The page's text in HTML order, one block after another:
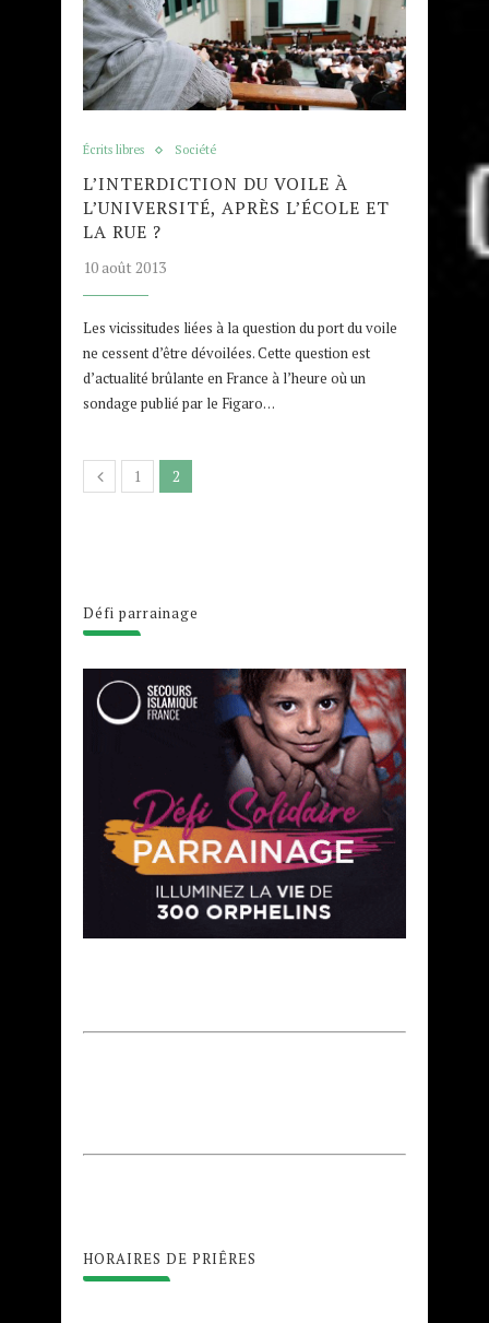
Écrits libres Société
L’INTERDICTION DU VOILE À
L’UNIVERSITÉ, APRÈS L’ÉCOLE ET
LA RUE ?
10 août 2013
Les vicissitudes liées à la question du port du voile
ne cessent d’être dévoilées. Cette question est
d’actualité brûlante en France à l’heure où un
sondage publié par le Figaro…
1 2
Défi parrainage
HORAIRES DE PRIÊRES